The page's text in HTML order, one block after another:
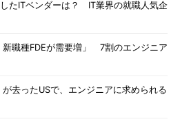
たITベンダーは？ IT業界の就職人気企
新職種FDEが需要増」 7割のエンジニア
が去ったUSで、エンジニアに求められる